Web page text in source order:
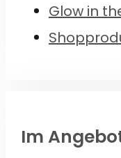
Glow in
Im